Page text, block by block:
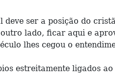
ser a posição do
lado, ficar aqui e
lhes cegou o
estreitamente ligados